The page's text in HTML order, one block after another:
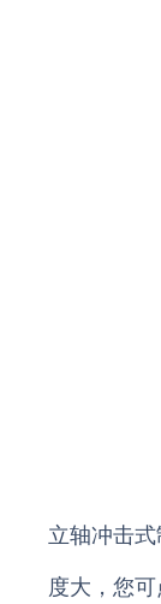
立轴冲击
度大，您